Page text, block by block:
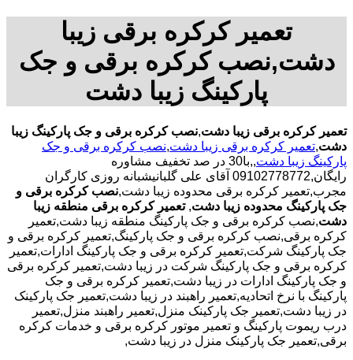
تعمیر کرکره برقی زیبا
دشت,نصب کرکره برقی و جک
پارکینگ زیبا دشت
تعمیر کرکره برقی زیبا دشت,نصب کرکره برقی و جک پارکینگ زیبا
دشت,تعمیر کرکره برقی زیبا دشت,نصب کرکره برقی و جک
پارکینگ زیبا دشت
,,با30 در صد تخفیف مشاوره
رایگان,09102778772 آقای علی گلبانیشبانه روزی کارگران
مجرب,تعمیر کرکره برقی محدوده زیبا دشت,نصب کرکره برقی و
جک پارکینگ محدوده زیبا دشت, تعمیر کرکره برقی منطقه زیبا
دشت,نصب کرکره برقی و جک پارکینگ منطقه زیبا دشت,تعمیر
کرکره برقی,نصب کرکره برقی و جک پارکینگ,تعمیر کرکره برقی و
جک پارکینگ شرکت,تعمیر کرکره برقی و جک پارکینگ ادارات,تعمیر
کرکره برقی و جک پارکینگ شرکت در زیبا دشت,تعمیر کرکره برقی
و جک پارکینگ ادارات در زیبا دشت,تعمیر کرکره برقی و جک
پارکینگ با نرخ اتحادیه,تعمیر راهبند در زیبا دشت,تعمیر جک پارکینک
در زیبا دشت,تعمیر جک پارکینک منزل,تعمیر راهبند منزل,تعمیر
درب ریموت پارکینگ و تعمیر موتور کرکره برقی و خدمات کرکره
برقی,تعمیر جک پارکینک منزل در زیبا دشت,